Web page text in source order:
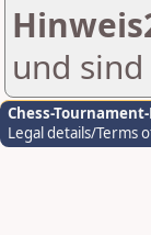
und
Chess-
Legal details/Terms